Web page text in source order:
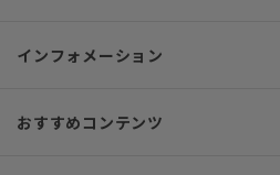
インフォメーション
おすすめコンテンツ